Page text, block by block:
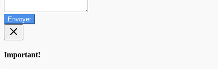
Envoyer
Important!